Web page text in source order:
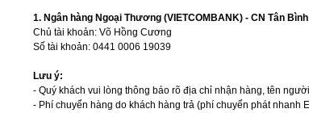
1. Ngân hàng Ngoại Thương (VIETCOMBANK) - CN Tân Bình
Chủ tài khoản: Võ Hồng Cương
Số tài khoản: 0441 0006 19039
Lưu ý:
- Quý khách vui lòng thông báo rõ địa chỉ nhận hàng, tên
- Phí chuyển hàng do khách hàng trả (phí chuyển phát nhanh